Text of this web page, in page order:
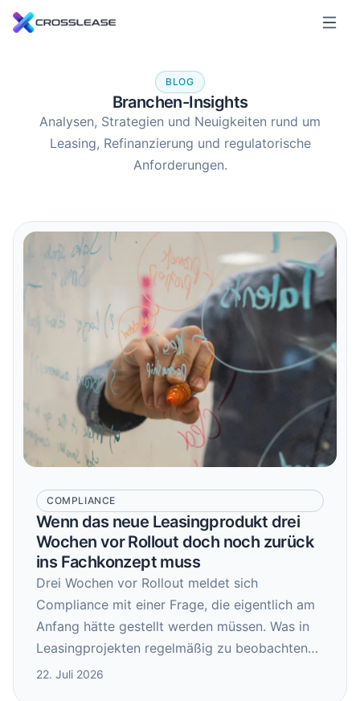
DE EN
BLOG
Branchen-Insights
Analysen, Strategien und Neuigkeiten rund um
Leasing, Refinanzierung und regulatorische
Anforderungen.
COMPLIANCE
Wenn das neue Leasingprodukt drei
Wochen vor Rollout doch noch zurück
ins Fachkonzept muss
Drei Wochen vor Rollout meldet sich
Compliance mit einer Frage, die eigentlich am
Anfang hätte gestellt werden müssen. Was in
Leasingprojekten regelmäßig zu beobachten
ist – und wie sich das systematisch vermeiden
22. Juli 2026